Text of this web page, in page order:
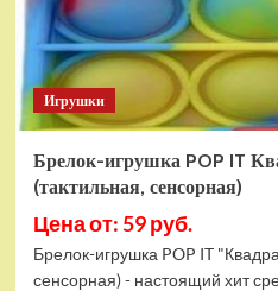
Игрушки
Брелок-игрушка POP IT
(тактильная, сенсорная)
Цена от: 59 руб.
Брелок-игрушка POP IT
сенсорная) - настоящий хит